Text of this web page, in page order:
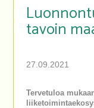
tavoin
27.09.2021
Tervetuloa